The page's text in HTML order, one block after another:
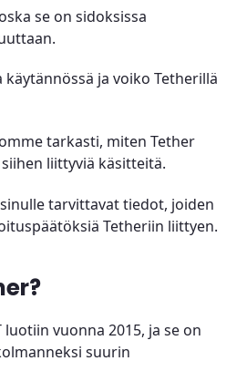
vai fyysisenä?
Nordnetistä?
se on sidoksissa
ja voiko Tetherillä
tarkasti, miten Tether
liittyviä käsitteitä.
tarvittavat tiedot, joiden
Tetheriin liittyen.
luotiin vuonna 2015, ja se on
suurin